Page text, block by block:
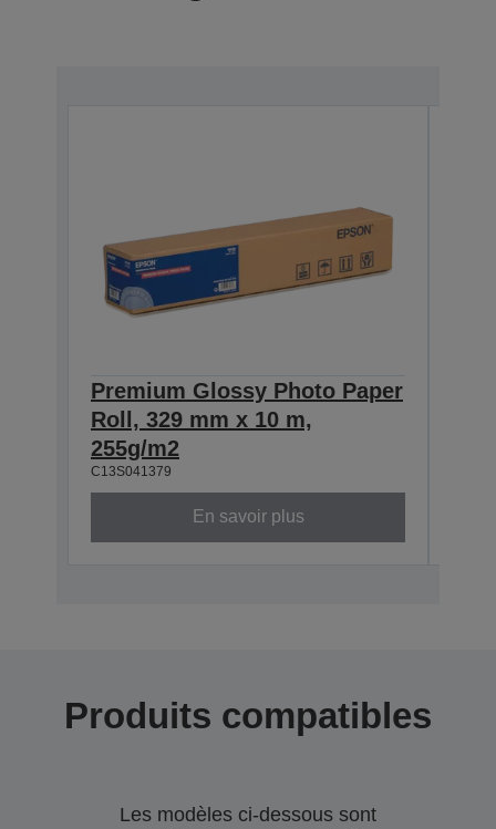
Premium Glossy Photo Paper
Roll, 329 mm x 10 m,
255g/m2
C13S041379
En savoir plus
Produits compatibles
Les modèles ci-dessous sont